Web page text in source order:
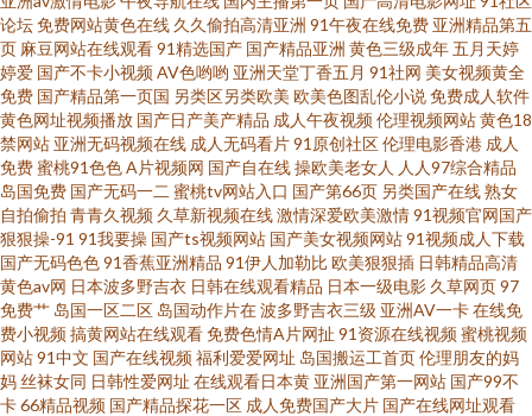
影 国产美女精品久久中文 日本美女bb 伊人大久久AV 91免费视频国产 www恋
足com 人人操人人乐 91TV澳洲 精品少妇导航 国产精品九九极品 91青青搞 国
产精品久久人妻在线 欧美人妖 午夜剧场尤物性爱 91黄色下载 国产黄色免费
性交 三级网站在线国产 51社区福利导航 91资源 国产精品在线1 日本阿V免费
视频 影音先锋制服诱惑电影 草草豆花社区 日韩激情网页 91精选 福利导航91
欧美日韩精品内射经典 亚洲第一夜 91精选视频一区二区 www天堂黄 激情福
利导航 日韩高清无码专区 91男人视频 黄色网址青青草原 日韩123区在线视频
论坛免费网站黄色在线 久久偷拍高清亚洲 91午夜在线免费 亚洲精品第五
页 麻豆网站在线观看91精选国产 国产精品亚洲 黄色三级成年五月天婷
婷爱 国产不卡小视频AV色哟哟 亚洲天堂丁香五月 91社网 美女视频黄全
免费 国产精品第一页国 另类区另类欧美 欧美色图乱伦小说免费成人软件
黄色网址视频播放 国产日产美产精品 成人午夜视频伦理视频网站黄色18
禁网站 亚洲无码视频在线 成人无码看片91原创社区伦理电影香港 成人
免费蜜桃91色色A片视频网 国产自在线操欧美老女人 人人97综合精品
岛国免费 国产无码一二 蜜桃tv网站入口 国产第66页 另类国产在线熟女
自拍偷拍 青青久视频 久草新视频在线激情深爱欧美激情91视频官网国产
狠狠操-91 91我要操 国产ts视频网站 国产美女视频网站91视频成人下载
国产无码色色91香蕉亚洲精品 91伊人加勒比欧美狠狠插 日韩精品高清
黄色av网 日本波多野吉衣 日韩在线观看精品 日本一级电影 久草网页97
免费艹 岛国一区二区 岛国动作片在波多野吉衣三级 亚洲AV一卡在线免
费小视频搞黄网站在线观看免费色情A片网扯 91资源在线视频蜜桃视频
网站91中文 国产在线视频福利爱爱网址 岛国搬运工首页伦理朋友的妈
妈丝袜女同 日韩性爱网址 在线观看日本黄 亚洲国产第一网站 国产99不
卡66精品视频 国产精品探花一区 成人免费国产大片 国产在线网址观看